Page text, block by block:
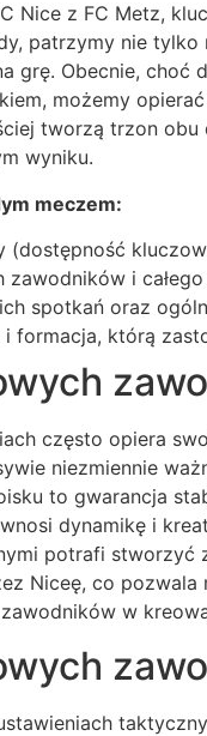
Nice z FC Metz,
patrzymy nie
grę. Obecnie, choć
możemy
tworzą trzon obu
wyniku.
meczem:
(dostępność
zawodników i
spotkań oraz
formacja, którą
często opiera
niezmiennie
to gwarancja
dynamikę i
potrafi
Niceę, co
w